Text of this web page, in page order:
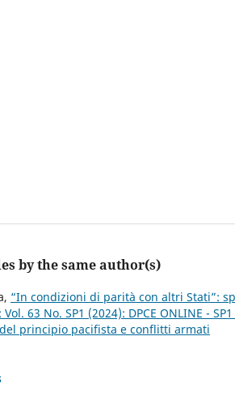
by the same author(s)
“In condizioni di parità con altri Stati”:
Vol. 63 No. SP1 (2024): DPCE ONLINE -
principio pacifista e conflitti armati